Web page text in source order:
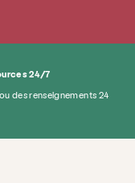
24/7
des renseignements 24